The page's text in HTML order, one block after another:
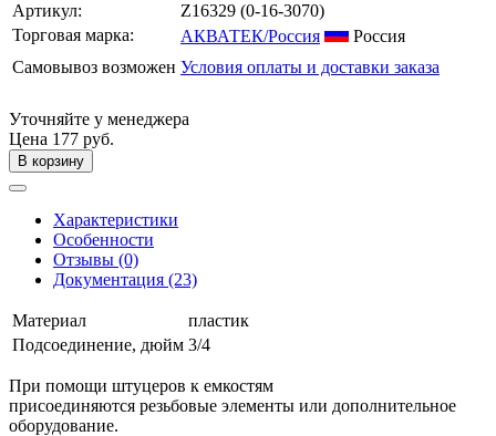
Артикул: Z16329 (0-16-3070)
Торговая марка:
АКВАТЕК/Россия
Россия
Самовывоз возможен Условия оплаты и доставки заказа
Уточняйте у менеджера
Цена 177 руб.
В корзину
Характеристики
Особенности
Отзывы (0)
Документация (23)
Материал
пластик
Подсоединение, дюйм 3/4
При помощи штуцеров к емкостям
присоединяются резьбовые элементы или дополнительное
оборудование.